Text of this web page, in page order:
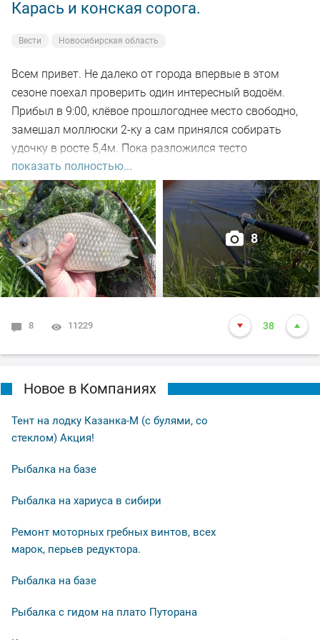
Карась и конская сорога.
Вести Новосибирская область
Всем привет. Не далеко от города впервые в этом
сезоне поехал проверить один интересный водоём.
Прибыл в 9:00, клёвое прошлогоднее место свободно,
замешал моллюски 2-ку а сам принялся собирать
удочку в росте 5,4м. Пока разложился тесто
настоялось, 5-ть закормочных забросов и в бой.
Заброс за забросом, рыба кормится, видно по
характерным пузырям на воде а поклёвок нет. Минут
через 30-ть на очередном забросе подъём поплавка,
подсекаю, есть. Удочка в дугу, с глубины в 2-а метра не
сразу поднял на поверхность, достойный боец,
сопротивлялся до последнего но я его взял. Красавец
карась открыл счёт, на вскидку 500гр. Заброс за
забросом, тишина, поднялся ветер, пошла волна.
Поклёвки редкие но меткие, видно слом погоды внёс
свои коррективы в активности рыбы. Максимум
сорога, да какая. У неё все поклевки на утоп поплавка,
Пробовал другие составы теста, тишина. Ближе к
обеду клёв сошёл на нет. Итогом рыбалки получилось
поймать 10-ть карасей от 300 до 500 гр. И 10-ть сорог,
что могу сказать: - Херабуна рулит !!! Всем добра.
показать полностью...
8
8 11229 38
Новое в Компаниях
Тент на лодку Казанка-М (с булями, со
стеклом) Акция!
Рыбалка на базе
Рыбалка на хариуса в сибири
Ремонт моторных гребных винтов, всех
марок, перьев редуктора.
Рыбалка на базе
Рыбалка с гидом на плато Путорана